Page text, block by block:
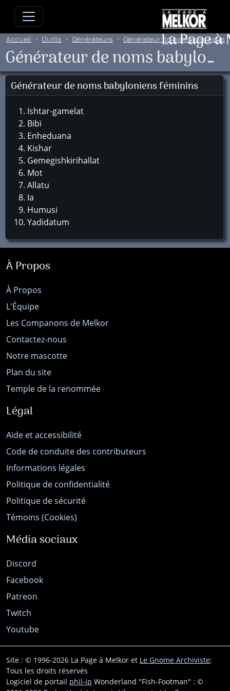
Allez directement au contenu
La Page
Accueil Outils Générateurs Générateur de noms par pays
Générateur de noms babyloniens féminins
Générateur de noms babyloniens féminins
Ishtar-gamelat
Bibi
Enheduana
Kishar
Gemegishkirihallat
Mot
Allatu
Ia
Humusi
Yadidatum
À Propos
À Propos
L'Équipe
Les Companons de Melkor
Contactez-nous
Notre mascotte
Plan du site
Temple de la renommée
Légal
Aide et accessibilité
Code de conduite des contributeurs
Informations légales
Politique de confidentialité
Politique de sécurité
Témoins (Cookies)
Média sociaux
Discord
Facebook
Patreon
Twitch
Youtube
Site : © 1996-2026 La Page à Melkor et Le Gnome Archiviste;
Tous les droits réservés
Logiciel de portail phil-ip Wonderland "Fish-Footman" : ©